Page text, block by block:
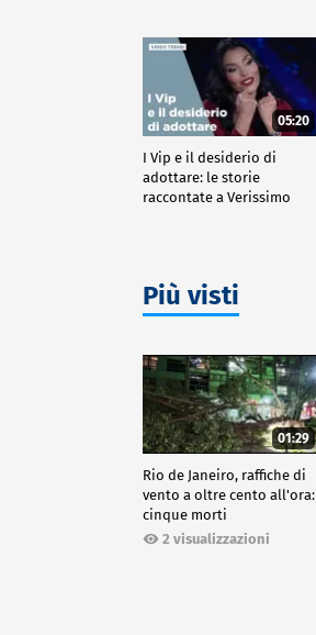
05:20
I Vip e il desiderio di
adottare: le storie
raccontate a Verissimo
Più visti
01:29
Rio de Janeiro, raffiche di
vento a oltre cento all'ora:
cinque morti
2 visualizzazioni